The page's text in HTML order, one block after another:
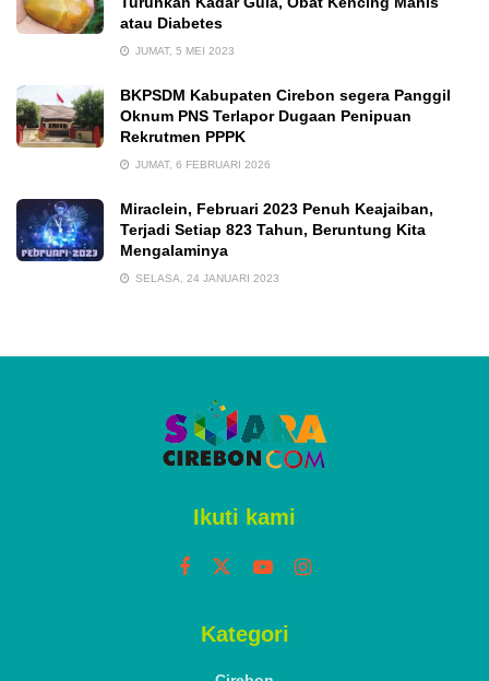
atau Diabetes
JUMAT, 5 MEI 2023
BKPSDM Kabupaten Cirebon segera Panggil
Oknum PNS Terlapor Dugaan Penipuan
Rekrutmen PPPK
JUMAT, 6 FEBRUARI 2026
Miraclein, Februari 2023 Penuh Keajaiban,
Terjadi Setiap 823 Tahun, Beruntung Kita
Mengalaminya
SELASA, 24 JANUARI 2023
Ikuti kami
Kategori